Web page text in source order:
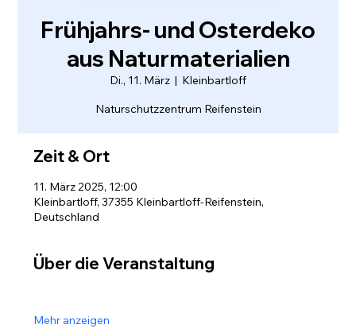
Frühjahrs- und Osterdeko
aus Naturmaterialien
Di., 11. März
  |
Kleinbartloff
Naturschutzzentrum Reifenstein
Zeit & Ort
11. März 2025, 12:00
Kleinbartloff, 37355 Kleinbartloff-Reifenstein,
Deutschland
Über die Veranstaltung
Mehr anzeigen